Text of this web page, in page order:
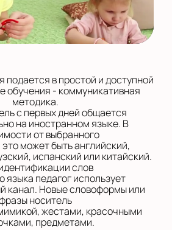
в простой и доступной
обучения - коммуникативная
методика.
с первых дней общается
на иностранном языке. В
от выбранного
может быть английский,
испанский или китайский.
слов
языка педагог использует
канал. Новые словоформы или
носитель
жестами, красочными
предметами.